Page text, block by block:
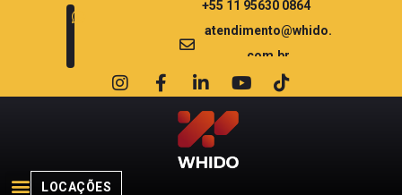
+55 11 95630 0864
atendimento@whido.
com.br
LOCAÇÕES